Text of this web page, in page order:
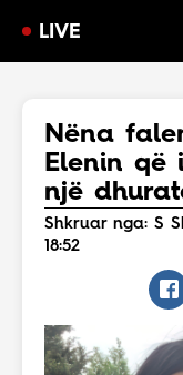
LIVE
Nëna
Elenin që
një
Shkruar nga: S
18:52